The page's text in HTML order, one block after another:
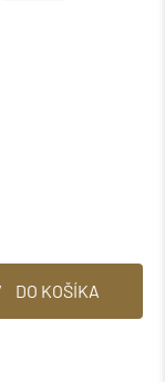
DO KOŠÍKA